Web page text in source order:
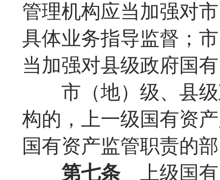
管理机构应当加强对
具体业务指导监督；
当加强对县级政府国
市（地）级、县级
构的，上一级国有资
国有资产监管职责的
第七条上级国有